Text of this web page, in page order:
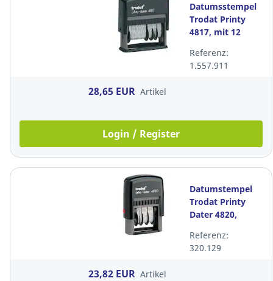
Datumsstempel
Trodat Printy
4817, mit 12
selbstfärbend
Referenz:
1.557.911
28,65 EUR Artikel
Login / Register
Datumstempel
Trodat Printy
Dater 4820,
Referenz:
320.129
23,82 EUR Artikel